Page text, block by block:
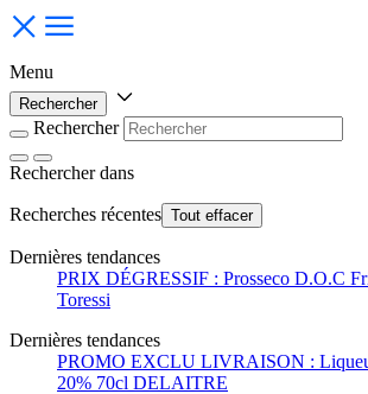
Menu
Rechercher
Rechercher
Rechercher dans
Recherches récentes Tout effacer
Dernières tendances
PRIX DÉGRESSIF : Prosseco D.O.C
Toressi
Dernières tendances
PROMO EXCLU LIVRAISON :
20% 70cl DELAITRE